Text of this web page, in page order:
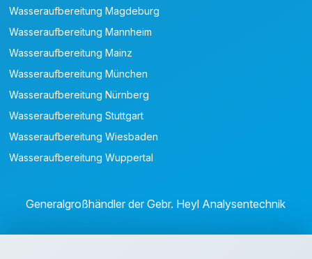
Wasseraufbereitung Magdeburg
Wasseraufbereitung Mannheim
Wasseraufbereitung Mainz
Wasseraufbereitung München
Wasseraufbereitung Nürnberg
Wasseraufbereitung Stuttgart
Wasseraufbereitung Wiesbaden
Wasseraufbereitung Wuppertal
Generalgroßhändler der Gebr. Heyl Analysentechnik